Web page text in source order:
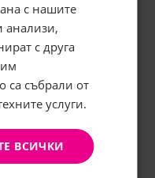
с нашите
анализи,
с друга
са събрали от
услуги.
ВСИЧКИ
и